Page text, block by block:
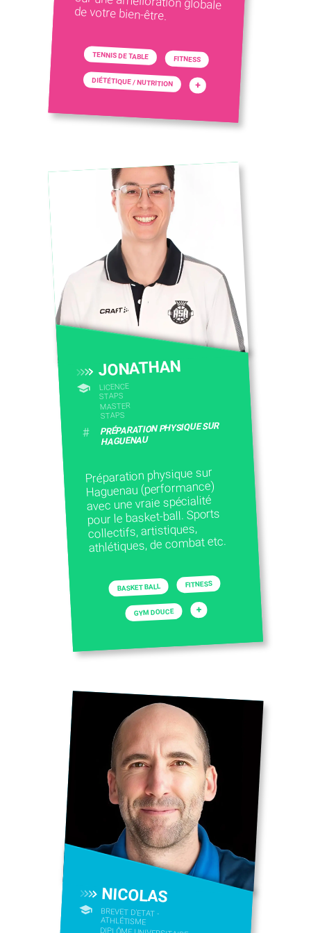
de votre bien-être.
TENNIS DE TABLE FITNESS
DIÉTÉTIQUE / NUTRITION +
JONATHAN
LICENCE
STAPS
MASTER
STAPS
# PRÉPARATION PHYSIQUE SUR
HAGUENAU
Préparation physique sur
Haguenau (performance)
avec une vraie spécialité
pour le basket-ball. Sports
collectifs, artistiques,
athlétiques, de combat etc.
BASKET BALL FITNESS
GYM DOUCE +
NICOLAS
BREVET D'ETAT -
ATHLÉTISME